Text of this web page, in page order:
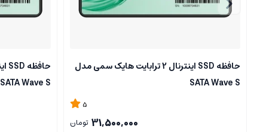
حافظه SSD اینترنال 2 ترابایت هایک سمی مدل
SATA Wave S
5
31,500,000 تومان
SATA Wave S